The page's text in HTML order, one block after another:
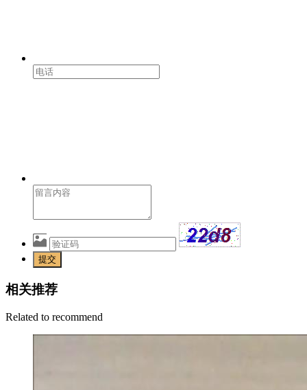
提交
相关推荐
Related to recommend